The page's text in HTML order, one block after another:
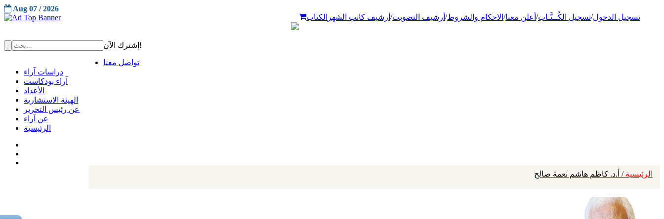
تسجيل الدخول/تسجيل الكُــتَّـاب/ أعلن معنا/ الاحكام والشروط/ أرشيف التصويت/ أرشيف كاتب الشهر الكتاب
Aug 07 / 2026
إشترك الآن!
تواصل معنا
دراسات آراء
آراء بودكاست
الأعداد
الهيئة الاستشارية
عن رئيس التحرير
عن آراء
الرئيسية
الرئيسية / أ.د. كاظم هاشم نعمة صالح